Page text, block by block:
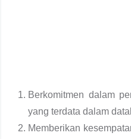
Berkomitmen dalam
yang terdata dalam
Memberikan